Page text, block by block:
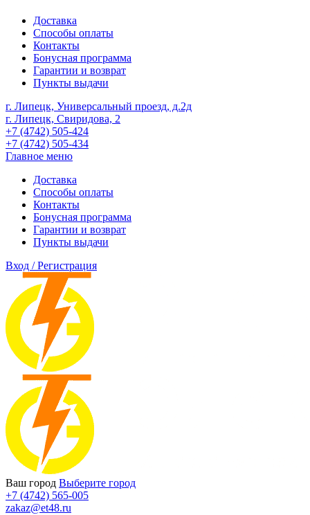
Доставка
Способы оплаты
Контакты
Бонусная программа
Гарантии и возврат
Пункты выдачи
г. Липецк, Универсальный проезд, д.2д
г. Липецк, Свиридова, 2
+7 (4742) 505-424
+7 (4742) 505-434
Главное меню
Доставка
Способы оплаты
Контакты
Бонусная программа
Гарантии и возврат
Пункты выдачи
Вход / Регистрация
Ваш город Выберите город
+7 (4742) 565-005
zakaz@et48.ru